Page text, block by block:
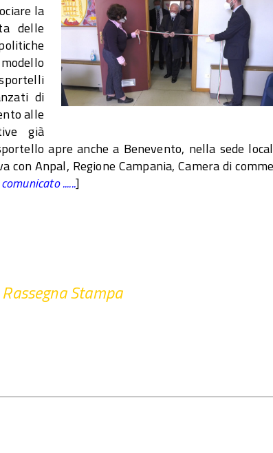
la
delle
di
alle
già
apre anche a Benevento, nella sede
Anpal, Regione Campania, Camera di
......]
Rassegna Stampa